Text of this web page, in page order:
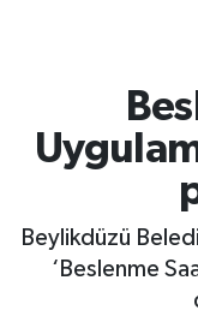
Beylikdüzü
‘Beslenme